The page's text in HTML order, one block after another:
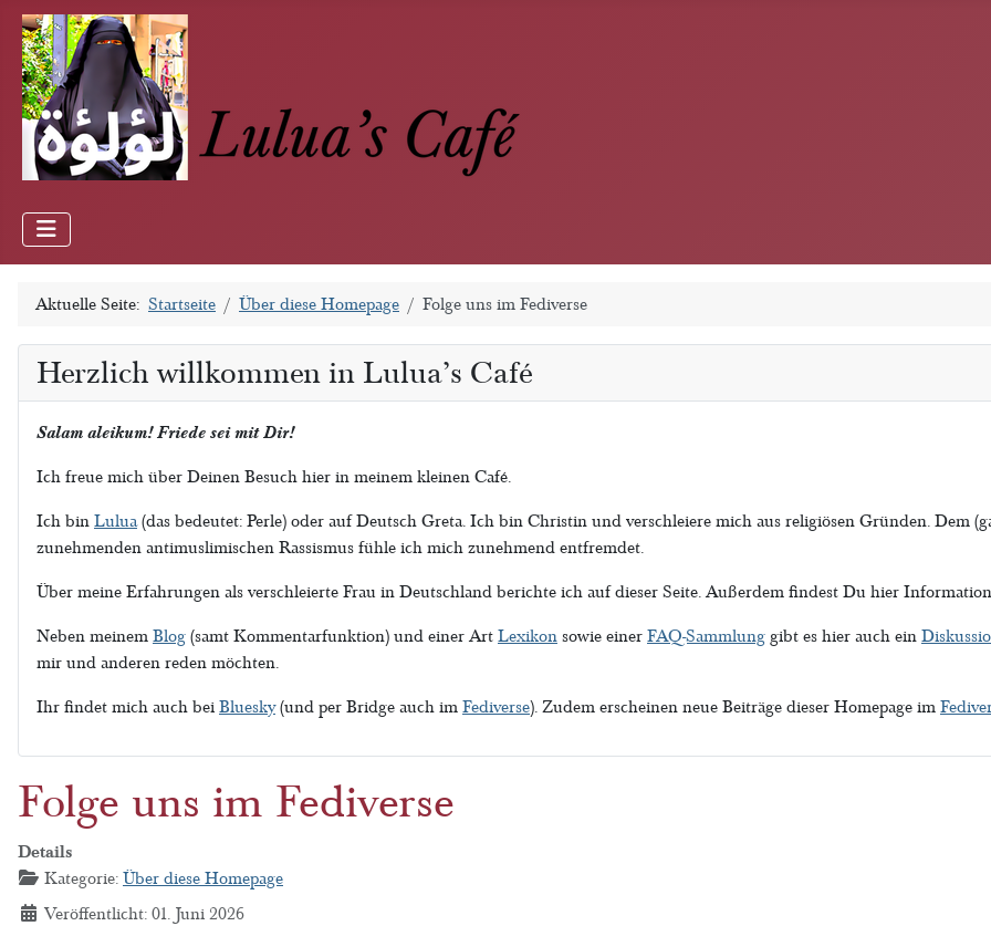
Aktuelle Seite: Startseite Über diese Homepage Folge uns im Fediverse
Herzlich willkommen in Lulua’s Café
Salam aleikum! Friede sei mit Dir!
Ich freue mich über Deinen Besuch hier in meinem kleinen Café.
Ich bin Lulua(das bedeutet: Perle) oder auf Deutsch Greta. Ich bin Christin und verschleiere mich aus religiösen Gründen. Dem
zunehmenden antimuslimischen Rassismus fühle ich mich zunehmend entfremdet.
Über meine Erfahrungen als verschleierte Frau in Deutschland berichte ich auf dieser Seite. Außerdem findest Du hier
Neben meinem Blog (samt Kommentarfunktion) und einer Art Lexikon sowie einer FAQ-Sammlung gibt es hier auch ein
mir und anderen reden möchten.
Ihr findet mich auch bei Bluesky(und per Bridge auch im Fediverse). Zudem erscheinen neue Beiträge dieser Homepage im
Folge uns im Fediverse
Details
Kategorie: Über diese Homepage
Veröffentlicht: 01. Juni 2026